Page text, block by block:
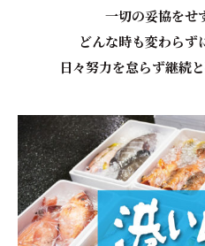
一切の妥協をせ
どんな時も変わらず
日々努力を怠らず継続